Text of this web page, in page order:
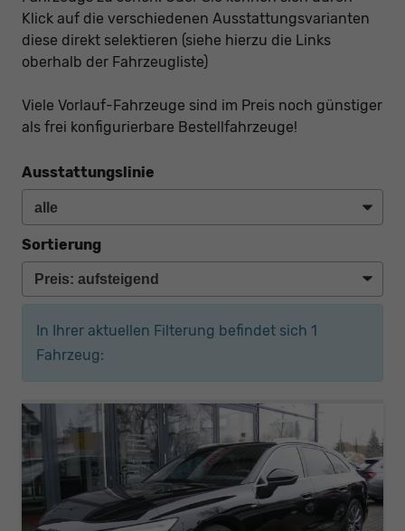
Klick auf die verschiedenen Ausstattungsvarianten
diese direkt selektieren (siehe hierzu die Links
oberhalb der Fahrzeugliste)
Viele Vorlauf-Fahrzeuge sind im Preis noch günstiger
als frei konfigurierbare Bestellfahrzeuge!
Ausstattungslinie
Sortierung
In Ihrer aktuellen Filterung befindet sich 1
Fahrzeug: